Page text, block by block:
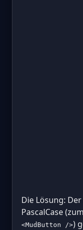
Die Lösung:
PascalCase
<MudButton />)